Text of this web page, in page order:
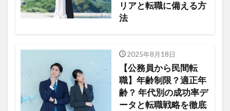
リアと転職に備える方
法
2025年8月18日
【公務員から民間転
職】年齢制限？適正年
齢？ 年代別の成功率デ
ータと転職戦略を徹底